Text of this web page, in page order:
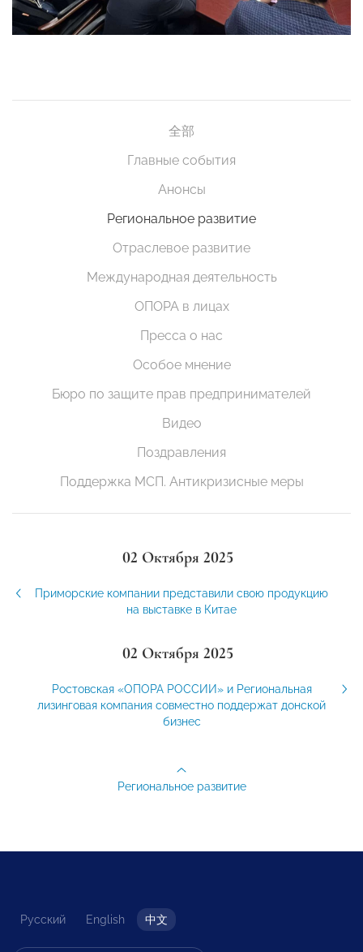
全部
Главные события
Анонсы
Региональное развитие
Отраслевое развитие
Международная деятельность
ОПОРА в лицах
Пресса о нас
Особое мнение
Бюро по защите прав предпринимателей
Видео
Поздравления
Поддержка МСП. Антикризисные меры
02 Октября 2025
Приморские компании представили свою продукцию
на выставке в Китае
02 Октября 2025
Ростовская «ОПОРА РОССИИ» и Региональная
лизинговая компания совместно поддержат донской
бизнес
Региональное развитие
Русский English 中文